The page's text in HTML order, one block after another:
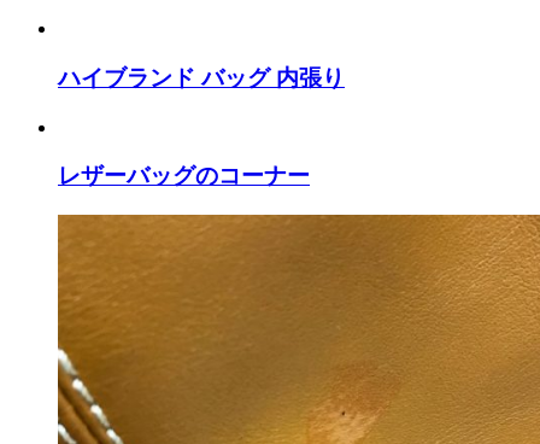
ハイブランド バッグ 内張り
レザーバッグのコーナー